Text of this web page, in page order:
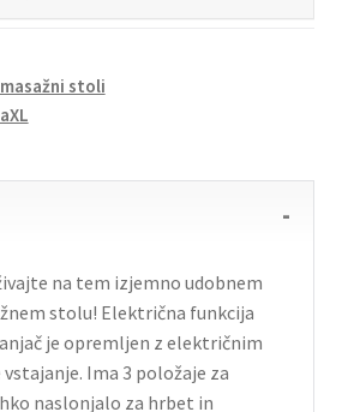
stoli
na tem izjemno udobnem
stolu! Električna funkcija
je opremljen z električnim
Ima 3 položaje za
naslonjalo za hrbet in